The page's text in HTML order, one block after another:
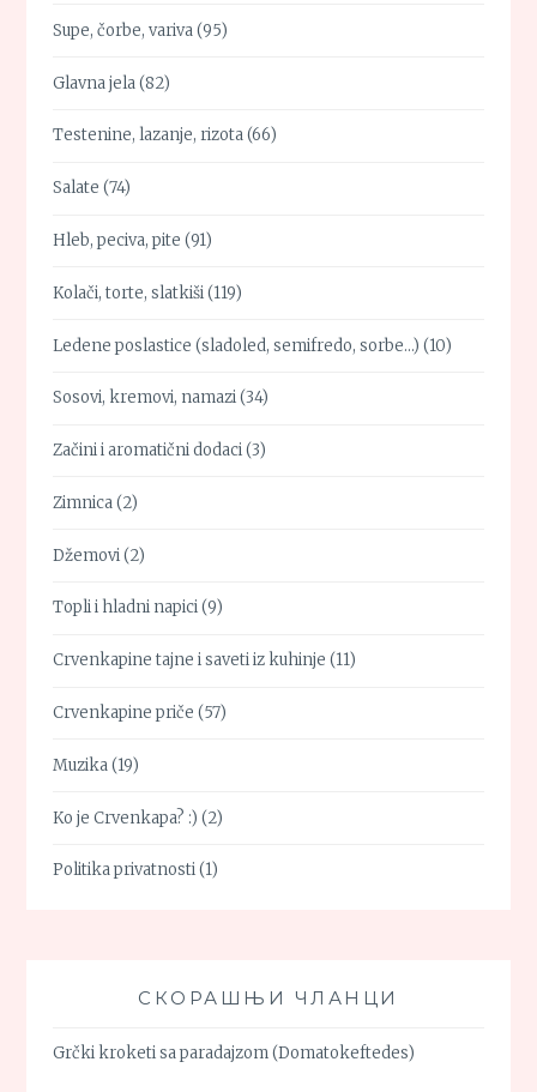
Supe, čorbe, variva(95)
Glavna jela(82)
Testenine, lazanje, rizota(66)
Salate (74)
Hleb, peciva, pite (91)
Kolači, torte, slatkiši(119)
Ledene poslastice (sladoled, semifredo, sorbe…) (10)
Sosovi, kremovi, namazi(34)
Začini i aromatični dodaci(3)
Zimnica(2)
Džemovi(2)
Topli i hladni napici(9)
Crvenkapine tajne i saveti iz kuhinje (11)
Crvenkapine priče (57)
Muzika(19)
Ko je Crvenkapa? :) (2)
Politika privatnosti(1)
СКОРАШЊИ ЧЛАНЦИ
Grčki kroketi sa paradajzom (Domatokeftedes)